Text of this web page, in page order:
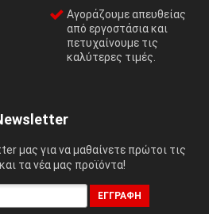
Αγοράζουμε απευθείας
από εργοστάσια και
πετυχαίνουμε τις
καλύτερες τιμές.
μας για να μαθαίνετε πρώτοι τις
τα νέα μας προϊόντα!
ΕΓΓΡΑΦΉ